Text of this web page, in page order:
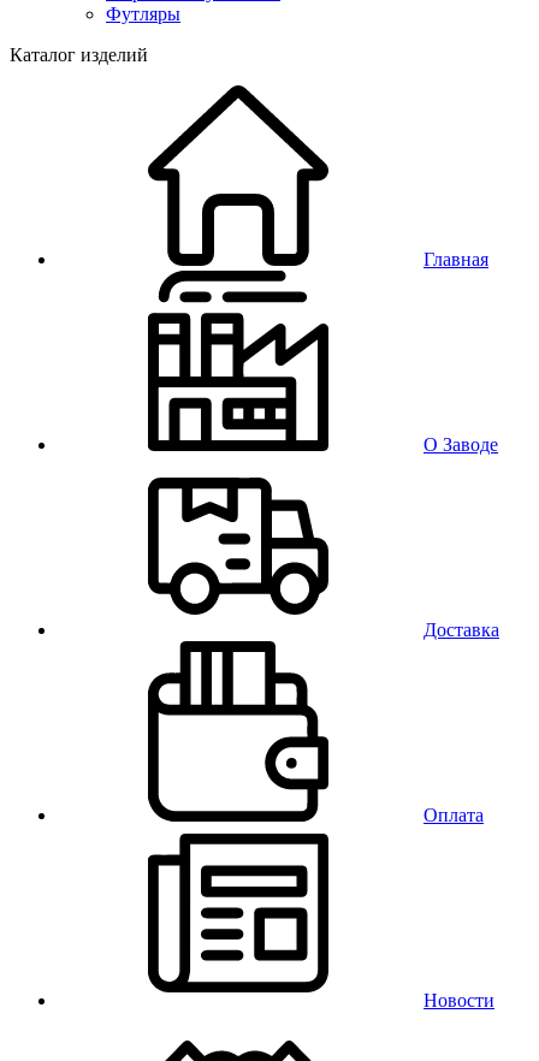
Футляры
Каталог изделий
Главная
О Заводе
Доставка
Оплата
Новости